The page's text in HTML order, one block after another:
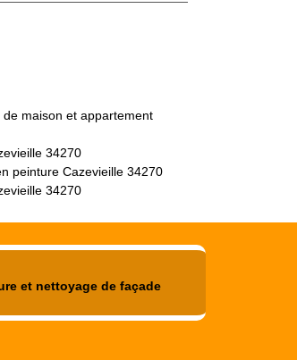
maison et appartement
34270
peinture Cazevieille 34270
34270
et nettoyage de façade